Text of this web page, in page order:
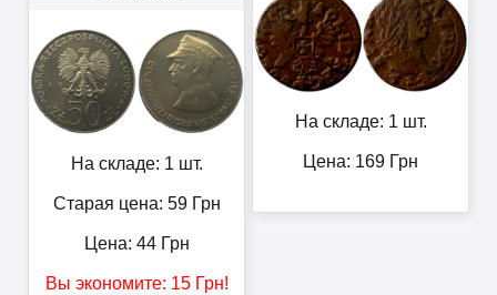
На складе: 1 шт.
Старая цена: 59Грн
Цена: 44Грн
Вы экономите: 15Грн!
На складе: 1 шт.
Цена: 169 Грн